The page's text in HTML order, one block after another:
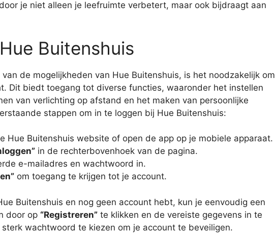
je niet alleen je leefruimte verbetert, maar ook bijdraagt aan
Buitenshuis
de mogelijkheden van Hue Buitenshuis, is het noodzakelijk om
Dit biedt toegang tot diverse functies, waaronder het instellen
van verlichting op afstand en het maken van persoonlijke
stappen om in te loggen bij Hue Buitenshuis:
Hue Buitenshuis website of open de app op je mobiele apparaat.
in de rechterbovenhoek van de pagina.
e-mailadres en wachtwoord in.
om toegang te krijgen tot je account.
Buitenshuis en nog geen account hebt, kun je eenvoudig een
door op “Registreren” te klikken en de vereiste gegevens in te
wachtwoord te kiezen om je account te beveiligen.